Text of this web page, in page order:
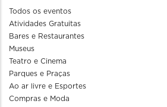
Todos os eventos
Atividades Gratuitas
Bares e Restaurantes
Museus
Teatro e Cinema
Parques e Praças
Ao ar livre e Esportes
Compras e Moda